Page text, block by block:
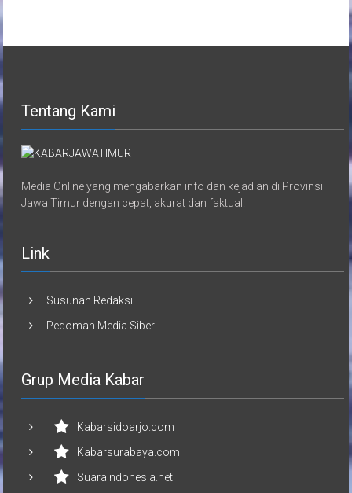
Tentang Kami
Media Online yang mengabarkan info dan kejadian di Provinsi
Jawa Timur dengan cepat, akurat dan faktual.
Link
Susunan Redaksi
Pedoman Media Siber
Grup Media Kabar
Kabarsidoarjo.com
Kabarsurabaya.com
Suaraindonesia.net